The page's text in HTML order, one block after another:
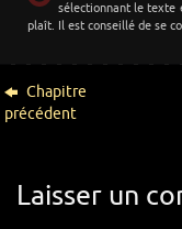
sélectionnant le texte
plaît. Il est conseillé de se
Chapitre
précédent
Laisser un